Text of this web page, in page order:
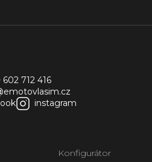
712 416
instagram
Konfigurátor